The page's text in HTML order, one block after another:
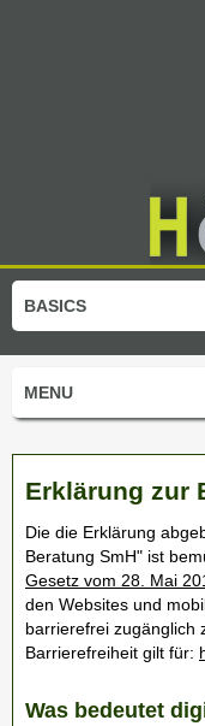
BASICS
MENU
Erklärung zur
Die die Erklärung
Beratung SmH" ist
Gesetz vom 28. Mai
den Websites und
barrierefrei zugänglich
Barrierefreiheit gilt für:
Was bedeutet